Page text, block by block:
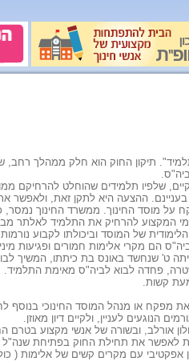
תיקון החוק הוא חלק ממהלך רחב,
שלפיו תלמידים שהוחלט להרחיקם
בעניינם. ההצעה היא לתקן זאת,
על מוסד החינוך. ממשרד החינוך
המקצוע להרחיק את התלמיד לאלתר
של המוסד וביכולתו לקבוע נורמות
הם מקרי אלימות חמורים ופגיעות
ט' שנחשד באונס בת כיתתו, המשיך
פחדה לבוא לביה"ס מאימת התלמיד.
קשות.
מפקח או מנהל המוסד החינוכי בנוסף
הנוגעים לעניין, ולקיים דיון מאוזן.
אורלב, ובשורה של אנשי מקצוע
לאפשר את תחילת החוק בפתיחת שנה"ל
עם מקרים קשים של אלימות (